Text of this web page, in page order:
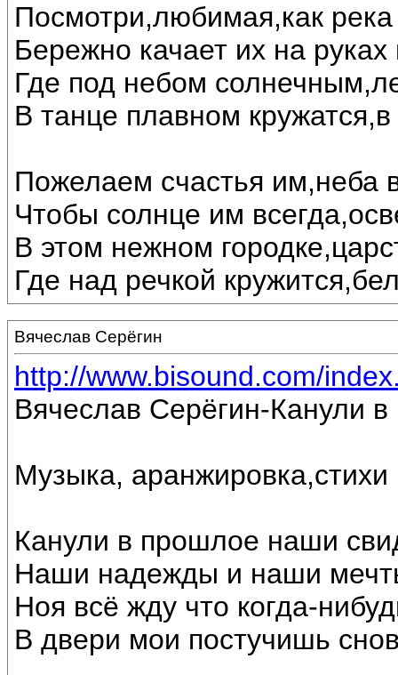
Посмотри,любимая,как река
Бережно качает их на
Где под небом
В танце плавном
Пожелаем счастья им,неба
Чтобы солнце им
В этом нежном
Где над речкой
Вячеслав Серёгин
http://www.bisound.com/
Вячеслав Серёгин-Канули
Музыка,
Канули в прошлое наши
Наши надежды и наши
Ноя всё жду что когда-
В двери мои постучишь